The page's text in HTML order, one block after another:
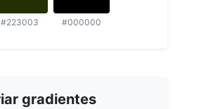
#223003 #000000
gradientes